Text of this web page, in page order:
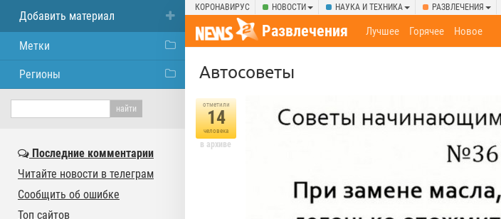
КОРОНАВИРУС НОВОСТИ НАУКА И ТЕХНИКА РАЗВЛЕЧЕНИЯ
Развлечения Лучшее Горячее Новое
Автосоветы
отметили
14
человека
в архиве
Добавить материал
Метки
Регионы
Последние комментарии
Читайте новости в телеграм
Сообщить об ошибке
Топ сайтов